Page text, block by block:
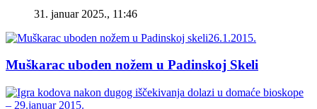
31. januar 2025., 11:46
Muškarac uboden nožem u Padinskoj Skeli